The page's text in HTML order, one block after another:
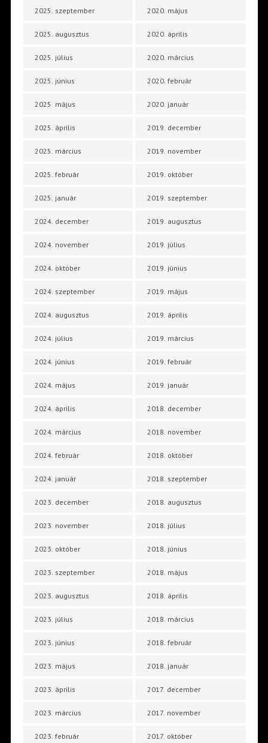
2025. szeptember
2025. augusztus
2025. július
2025. június
2025. május
2025. április
2025. március
2025. február
2025. január
2024. december
2024. november
2024. október
2024. szeptember
2024. augusztus
2024. július
2024. június
2024. május
2024. április
2024. március
2024. február
2024. január
2023. december
2023. november
2023. október
2023. szeptember
2023. augusztus
2023. július
2023. június
2023. május
2023. április
2023. március
2023. február
2020. május
2020. április
2020. március
2020. február
2020. január
2019. december
2019. november
2019. október
2019. szeptember
2019. augusztus
2019. július
2019. június
2019. május
2019. április
2019. március
2019. február
2019. január
2018. december
2018. november
2018. október
2018. szeptember
2018. augusztus
2018. július
2018. június
2018. május
2018. április
2018. március
2018. február
2018. január
2017. december
2017. november
2017. október